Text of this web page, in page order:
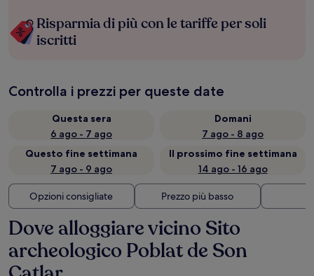
Risparmia di più con le tariffe per soli
iscritti
Controlla i prezzi per queste date
Questa sera
6 ago - 7 ago
Domani
7 ago - 8 ago
Questo fine settimana
7 ago - 9 ago
Il prossimo fine settimana
14 ago - 16 ago
Opzioni consigliate Prezzo più basso
Dove alloggiare vicino Sito
archeologico Poblat de Son